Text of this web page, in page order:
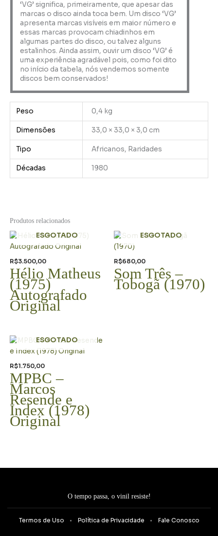
‘VG’ significa, primeiramente, que apesar das
marcas o disco ainda toca bem. Um disco ‘VG’
apresenta marcas visíveis em maior número e
essas marcas provocam chiadinhos em
algumas partes do disco, ou talvez alguns
estalinhos. Ainda assim, ouvir um disco ‘VG’ é
uma experiência agradável pois, como foi dito
no início da tabela, nós vendemos somente
discos bem conservados!
Peso 0,4 kg
Dimensões 33,0 × 33,0 × 3,0 cm
Tipo Africanos, Raridades
Décadas 1980
Produtos relacionados
ESGOTADO
R$3.500,00
Hélio Matheus
(1975)
Autografado
Original
ESGOTADO
R$680,00
Som Três –
Tobogã (1970)
ESGOTADO
R$1.750,00
MPBC –
Marcos
Resende e
Index (1978)
Original
O tempo passa, o vinil resiste!
Termos de Uso Política de Privacidade Fale Conosco